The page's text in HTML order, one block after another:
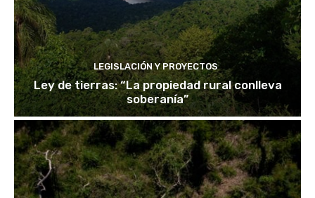
LEGISLACIÓN Y PROYECTOS
Ley de tierras: “La propiedad rural conlleva
soberanía”